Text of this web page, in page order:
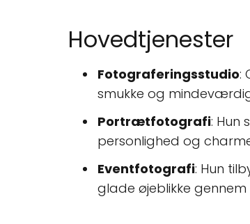
Hovedtjenester
Fotograferingsstudio:
smukke og
Portrætfotografi: Hun
personlighed og
Eventfotografi: Hun
glade øjeblikke gennem